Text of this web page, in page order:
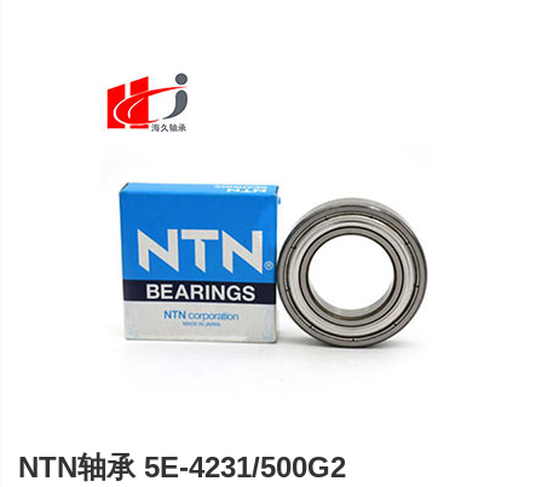
NTN轴承 5E-4231/500G2